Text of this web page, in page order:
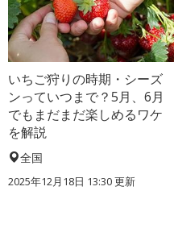
いちご狩りの時期・シーズ
ンっていつまで？5月、6月
でもまだまだ楽しめるワケ
を解説
全国
2025年12月18日 13:30 更新